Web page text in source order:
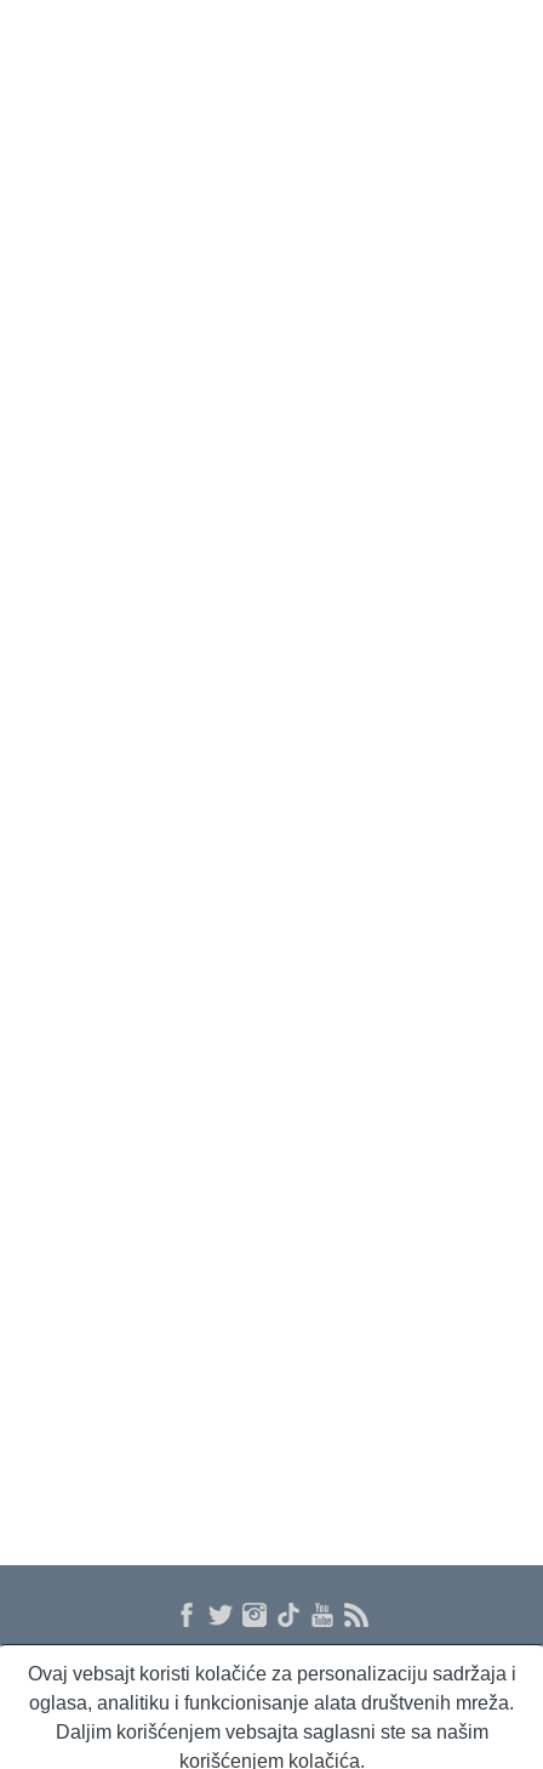
O nama Proizvodi i usluge Politika privatnosti Kontakt RSS
Dnevni evropski servis
Ovaj vebsajt koristi kolačiće za personalizaciju sadržaja i
oglasa, analitiku i funkcionisanje alata društvenih mreža.
Daljim korišćenjem vebsajta saglasni ste sa našim
korišćenjem kolačića.